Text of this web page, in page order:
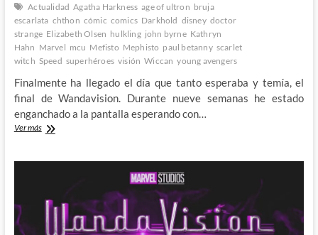
Actualidad Agatha Harkness age of ultron bruja
escarlata chthon cómic comics Darkhold disney doctor
strange Elizabeth Olsen hulkling john byrne Kathryn
Hahn Marvel mcu Mefisto Mephisto paul betanny scarlet
witch Speed superhéroes visión Wiccan young avengers
Finalmente ha llegado el día que tanto esperaba y temía, el
final de Wandavision. Durante nueve semanas he estado
enganchado a la pantalla esperando con…
Ver másAnalizando
y
–
Parte